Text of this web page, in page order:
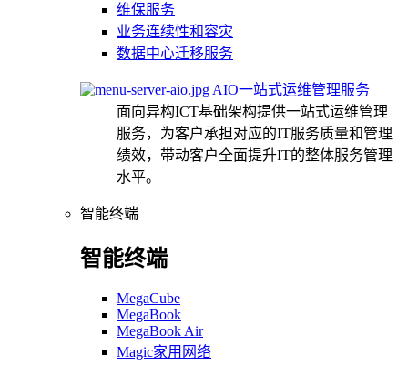
维保服务
业务连续性和容灾
数据中心迁移服务
AIO一站式运维管理服务
面向异构ICT基础架构提供一站式运维管理
服务，为客户承担对应的IT服务质量和管理
绩效，带动客户全面提升IT的整体服务管理
水平。
智能终端
智能终端
MegaCube
MegaBook
MegaBook Air
Magic家用网络